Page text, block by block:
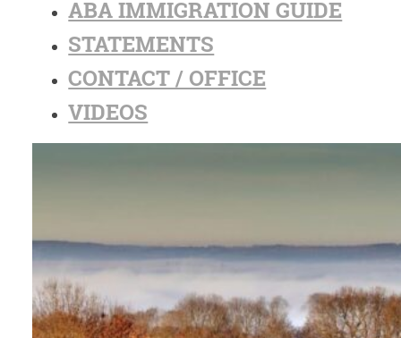
ABA IMMIGRATION GUIDE
STATEMENTS
CONTACT / OFFICE
VIDEOS